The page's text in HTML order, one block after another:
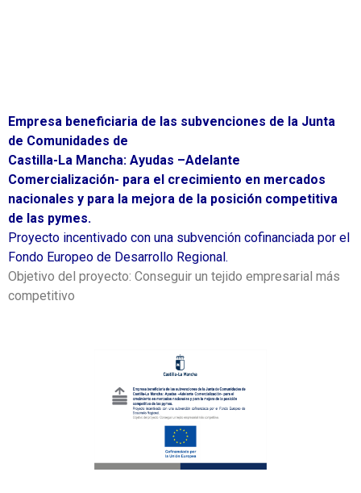
Empresa beneficiaria de las subvenciones de la Junta
de Comunidades de
Castilla-La Mancha: Ayudas –Adelante
Comercialización- para el crecimiento en mercados
nacionales y para la mejora de la posición competitiva
de las pymes.
Proyecto incentivado con una subvención cofinanciada por el
Fondo Europeo de Desarrollo Regional.
Objetivo del proyecto: Conseguir un tejido empresarial más
competitivo